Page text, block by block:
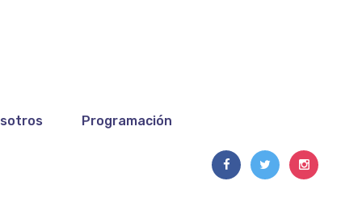
Programación